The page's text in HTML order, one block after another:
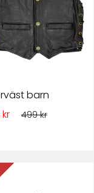
barn
499 kr